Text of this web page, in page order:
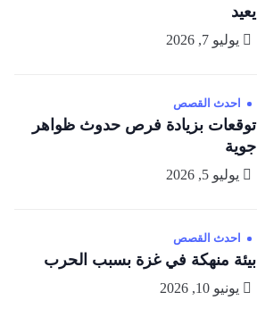
يعيد
يوليو 7, 2026
احدث القصص
توقعات بزيادة فرص حدوث ظواهر
جوية
يوليو 5, 2026
احدث القصص
بيئة منهكة في غزة بسبب الحرب
يونيو 10, 2026